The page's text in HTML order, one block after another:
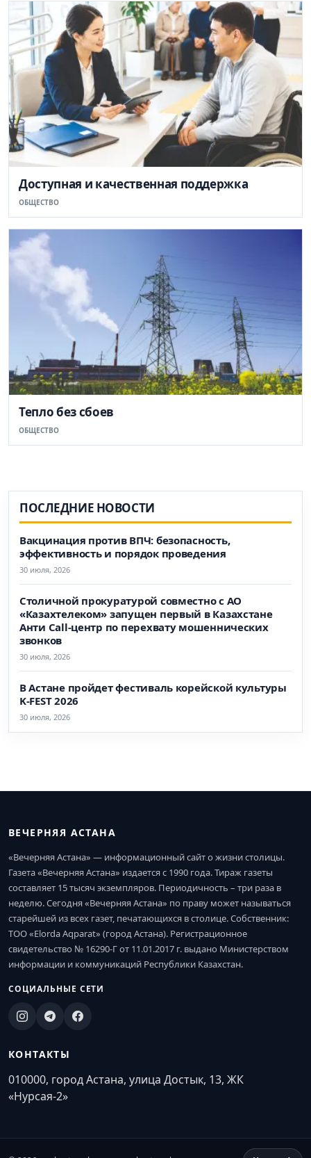
Доступная и качественная поддержка
ОБЩЕСТВО
Тепло без сбоев
ОБЩЕСТВО
ПОСЛЕДНИЕ НОВОСТИ
Вакцинация против ВПЧ: безопасность,
эффективность и порядок проведения
30 июля, 2026
Столичной прокуратурой совместно с АО
«Казахтелеком» запущен первый в Казахстане
Анти Call-центр по перехвату мошеннических
звонков
30 июля, 2026
В Астане пройдет фестиваль корейской культуры
K-FEST 2026
30 июля, 2026
ВЕЧЕРНЯЯ АСТАНА
«Вечерняя Астана» — информационный сайт о жизни столицы.
Газета «Вечерняя Астана» издается с 1990 года. Тираж газеты
составляет 15 тысяч экземпляров. Периодичность – три раза в
неделю. Сегодня «Вечерняя Астана» по праву может называться
старейшей из всех газет, печатающихся в столице. Собственник:
ТОО «Elorda Aqparat» (город Астана). Регистрационное
свидетельство № 16290-Г от 11.01.2017 г. выдано Министерством
информации и коммуникаций Республики Казахстан.
СОЦИАЛЬНЫЕ СЕТИ
КОНТАКТЫ
010000, город Астана, улица Достык, 13, ЖК
«Нурсая-2»